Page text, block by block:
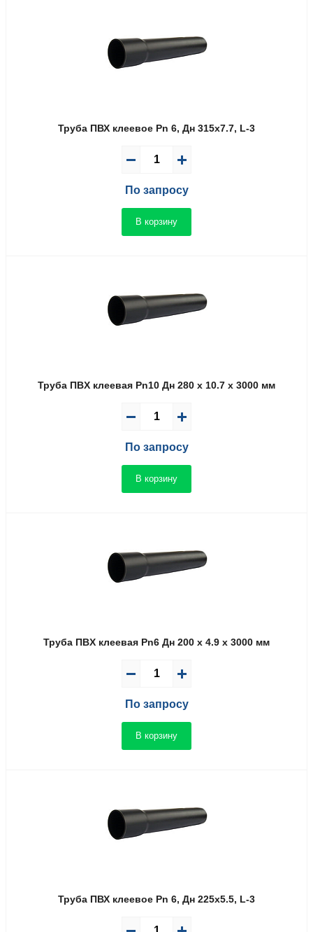
Труба ПВХ клеевое Pn 6, Дн 315х7.7, L-3
По запросу
В корзину
Труба ПВX клеевая Pn10 Дн 280 x 10.7 x 3000 мм
По запросу
В корзину
Труба ПВX клеевая Pn6 Дн 200 x 4.9 x 3000 мм
По запросу
В корзину
Труба ПВХ клеевое Pn 6, Дн 225х5.5, L-3